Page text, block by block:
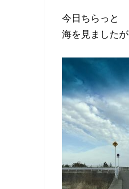
今日ちらっと
海を見ましたが